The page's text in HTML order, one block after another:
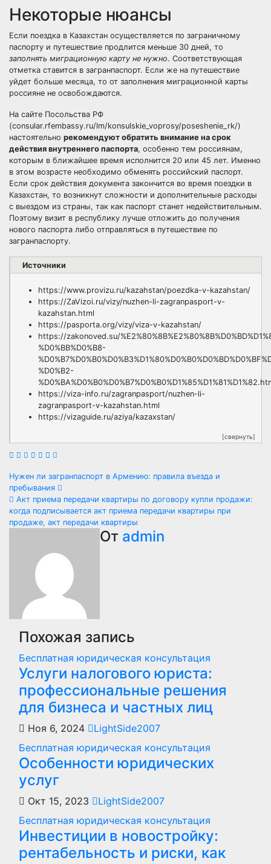
Некоторые нюансы
Если поездка в Казахстан осуществляется по заграничному
паспорту и путешествие продлится меньше 30 дней, то
заполнять миграционную карту не нужно. Соответствующая
отметка ставится в загранпаспорт. Если же на путешествие
уйдет больше месяца, то от заполнения миграционной карты
россияне не освобождаются.
На сайте Посольства РФ
(consular.rfembassy.ru/lm/konsulskie_voprosy/poseshenie_rk/)
настоятельно рекомендуют обратить внимание на срок
действия внутреннего паспорта, особенно тем россиянам,
которым в ближайшее время исполнится 20 или 45 лет. Именно
в этом возрасте необходимо обменять российский паспорт.
Если срок действия документа закончится во время поездки в
Казахстан, то возникнут сложности и дополнительные расходы
с выездом из страны, так как паспорт станет недействительным.
Поэтому визит в республику лучше отложить до получения
нового паспорта либо отправляться в путешествие по
загранпаспорту.
Источники
https://www.provizu.ru/kazahstan/poezdka-v-kazahstan/
https://ZaVizoi.ru/vizy/nuzhen-li-zagranpasport-v-
kazahstan.html
https://pasporta.org/vizy/viza-v-kazahstan/
https://zakonoved.su/
%D0%BB%D0%B8-
%D0%B2-
https://viza-info.ru/zagranpasport/nuzhen-li-
zagranpasport-v-kazahstan.html
https://vizaguide.ru/aziya/kazaxstan/
[свернуть]
Навигация
по
записям
Нужен ли загранпаспорт в Армению: правила въезда и
пребывания
Акт приема передачи квартиры по договору купли продажи:
когда подписывается акт приема передачи квартиры при
продаже, акт передачи квартиры
От admin
Похожая запись
Бесплатная юридическая консультация
Услуги налогового юриста:
профессиональные решения
для бизнеса и частных лиц
Ноя 6, 2024
LightSide2007
Бесплатная юридическая консультация
Особенности юридических
услуг
Окт 15, 2023
LightSide2007
Бесплатная юридическая консультация
Инвестиции в новостройку:
рентабельность и риски, как